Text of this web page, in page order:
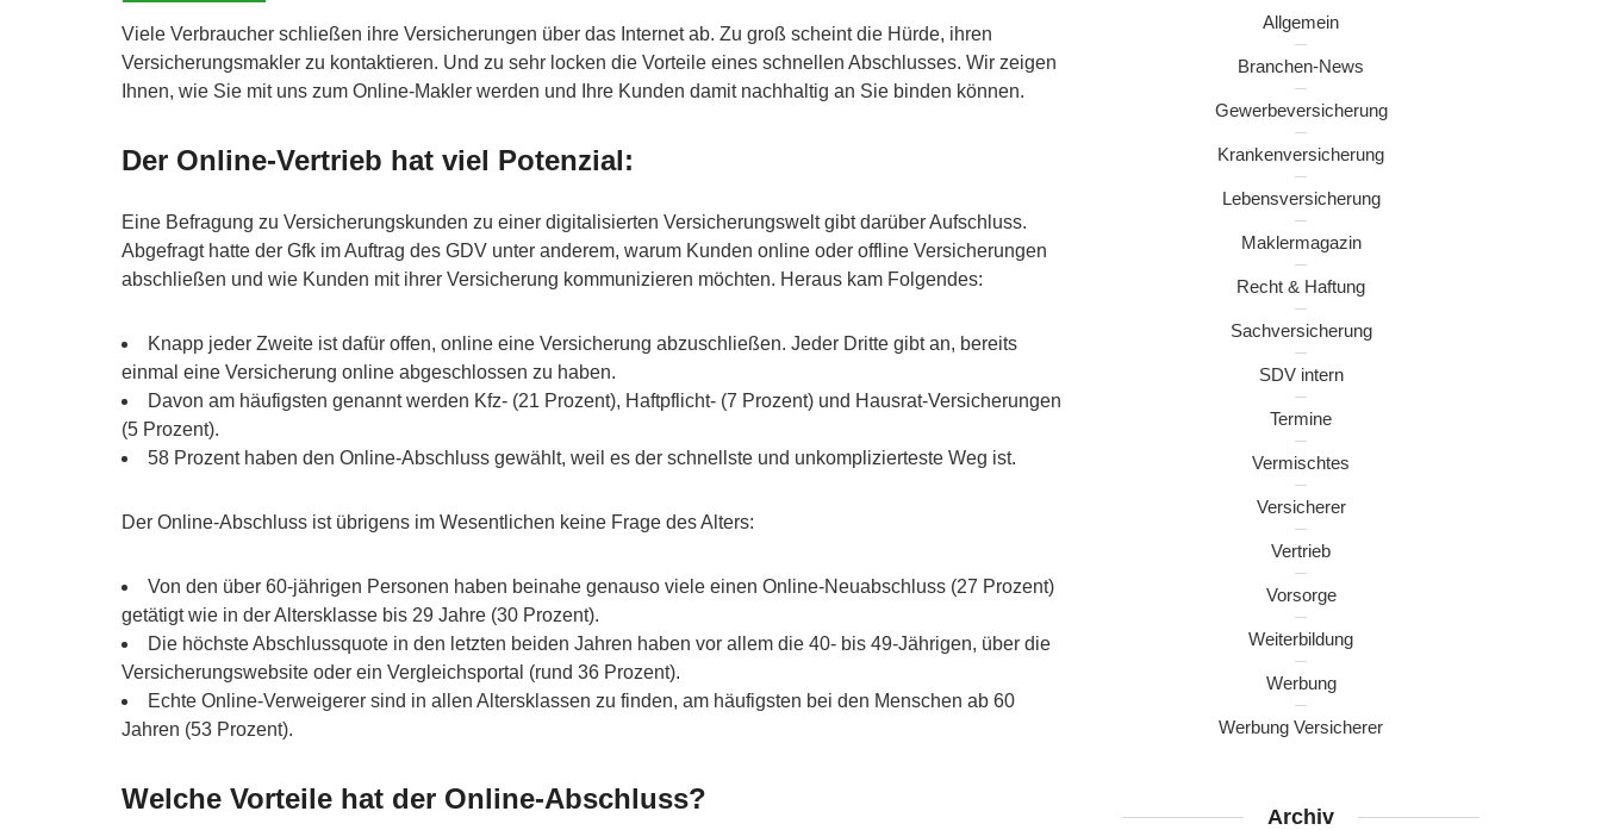
Viele Verbraucher schließen ihre Versicherungen über das Internet ab. Zu groß scheint die Hürde, ihren
Versicherungsmakler zu kontaktieren. Und zu sehr locken die Vorteile eines schnellen Abschlusses. Wir zeigen
Ihnen, wie Sie mit uns zum Online-Makler werden und Ihre Kunden damit nachhaltig an Sie binden können.
Der Online-Vertrieb hat viel Potenzial:
Eine Befragung zu Versicherungskunden zu einer digitalisierten Versicherungswelt gibt darüber Aufschluss.
Abgefragt hatte der Gfk im Auftrag des GDV unter anderem, warum Kunden online oder offline Versicherungen
abschließen und wie Kunden mit ihrer Versicherung kommunizieren möchten. Heraus kam Folgendes:
Knapp jeder Zweite ist dafür offen, online eine Versicherung abzuschließen. Jeder Dritte gibt an, bereits
einmal eine Versicherung online abgeschlossen zu haben.
Davon am häufigsten genannt werden Kfz- (21 Prozent), Haftpflicht- (7 Prozent) und Hausrat-Versicherungen
(5 Prozent).
58 Prozent haben den Online-Abschluss gewählt, weil es der schnellste und unkomplizierteste Weg ist.
Der Online-Abschluss ist übrigens im Wesentlichen keine Frage des Alters:
Von den über 60-jährigen Personen haben beinahe genauso viele einen Online-Neuabschluss (27 Prozent)
getätigt wie in der Altersklasse bis 29 Jahre (30 Prozent).
Die höchste Abschlussquote in den letzten beiden Jahren haben vor allem die 40- bis 49-Jährigen, über die
Versicherungswebsite oder ein Vergleichsportal (rund 36 Prozent).
Echte Online-Verweigerer sind in allen Altersklassen zu finden, am häufigsten bei den Menschen ab 60
Jahren (53 Prozent).
Welche Vorteile hat der Online-Abschluss?
Allgemein
Branchen-News
Gewerbeversicherung
Krankenversicherung
Lebensversicherung
Maklermagazin
Recht & Haftung
Sachversicherung
SDV intern
Termine
Vermischtes
Versicherer
Vertrieb
Vorsorge
Weiterbildung
Werbung
Werbung Versicherer
Archiv